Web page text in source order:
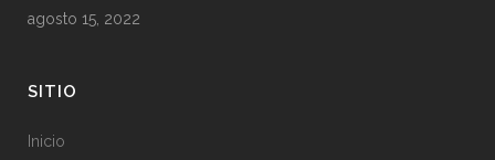
agosto 15, 2022
SITIO
Inicio